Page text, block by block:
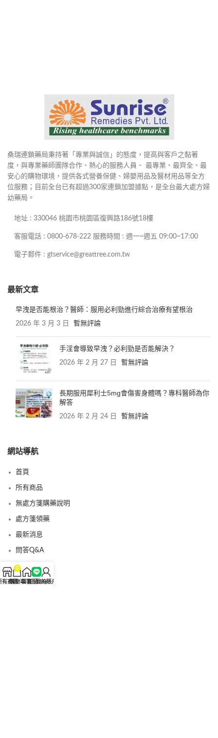
桑瑞連鎖藥局秉持著「專業與誠信」的態度，提高與客戶之黏著
度，與專業藥師團隊合作、熱心的服務人員、 最專業、最齊全、最
安心的購物環境，提供各式營養保健、婦嬰用品及醫材用品等全方
位服務；目前全台已有超過300家連鎖加盟據點，是全台最大處方婦
幼藥局。
地址 : 330046 桃園市桃園區復興路186號18樓
客服電話 : 0800-678-222 服務時間 : 週一~週五 09:00~17:00
電子郵件 : gtservice@greattree.com.tw
最新文章
早洩是否能根治？醫師：服用必利勁進行綜合治療有望根治
2026 年 3 月 3 日 暫無評論
手淫會導致早洩？必利勁是否能解決？
2026 年 2 月 27 日 暫無評論
長期服用犀利士5mg會傷害身體嗎？專科醫師為你
解答
2026 年 2 月 24 日 暫無評論
網站導航
首頁
所有商品
無處方箋購藥說明
處方箋領藥
最新消息
問答Q&A
認識我們
聯絡我們
有商品
0
購物車首頁客服Line
我的賬戶